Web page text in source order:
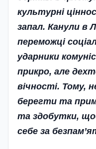
культурні
запал. Канули в
переможці
ударники
прикро, але
вічності. Тому,
берегти та
та здобутки,
себе за